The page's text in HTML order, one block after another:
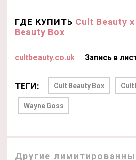
ГДЕ КУПИТЬ Cult Beauty x
Beauty Box
cultbeauty.co.uk Запись в
ТЕГИ: Cult Beauty Box
Wayne Goss
Другие